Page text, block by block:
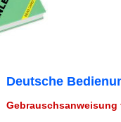
Deutsche